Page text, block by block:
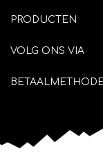
PRODUCTEN
VOLG ONS VIA